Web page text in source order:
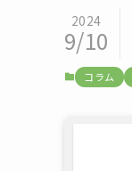
2024
9/10
コラム